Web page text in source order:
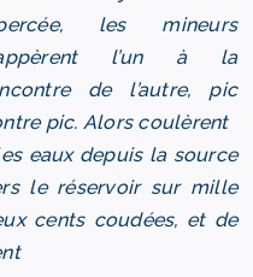
les mineurs
l’un à la
de l’autre, pic
pic. Alors coulèrent
eaux depuis la source
le réservoir sur mille
cents coudées, et de